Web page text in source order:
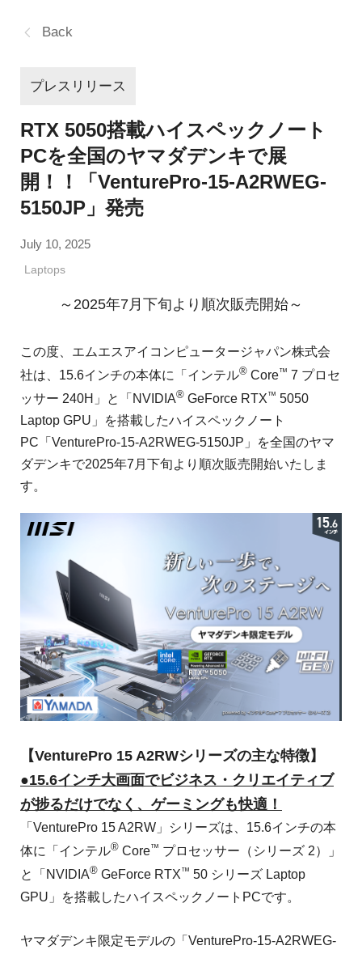
Back
プレスリリース
RTX 5050搭載ハイスペックノート
PCを全国のヤマダデンキで展
開！！「VenturePro-15-A2RWEG-
5150JP」発売
July 10, 2025
Laptops
～2025年7月下旬より順次販売開始～
この度、エムエスアイコンピュータージャパン株式会
社は、15.6インチの本体に「インテル® Core™ 7 プロセ
ッサー 240H」と「NVIDIA® GeForce RTX™ 5050
Laptop GPU」を搭載したハイスペックノート
PC「VenturePro-15-A2RWEG-5150JP」を全国のヤマ
ダデンキで2025年7月下旬より順次販売開始いたしま
す。
【VenturePro 15 A2RWシリーズの主な特徴】
●15.6インチ大画面でビジネス・クリエイティブ
が捗るだけでなく、ゲーミングも快適！
「VenturePro 15 A2RW」シリーズは、15.6インチの本
体に「インテル® Core™ プロセッサー（シリーズ 2）」
と「NVIDIA® GeForce RTX™ 50 シリーズ Laptop
GPU」を搭載したハイスペックノートPCです。
ヤマダデンキ限定モデルの「VenturePro-15-A2RWEG-